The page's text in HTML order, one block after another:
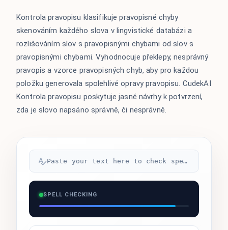
Kontrola pravopisu klasifikuje pravopisné chyby
skenováním každého slova v lingvistické databázi a
rozlišováním slov s pravopisnými chybami od slov s
pravopisnými chybami. Vyhodnocuje překlepy, nesprávný
pravopis a vzorce pravopisných chyb, aby pro každou
položku generovala spolehlivé opravy pravopisu. CudekAI
Kontrola pravopisu poskytuje jasné návrhy k potvrzení,
zda je slovo napsáno správně, či nesprávně.
Paste your text here to check spelling...
SPELL CHECKING